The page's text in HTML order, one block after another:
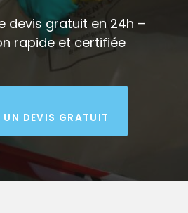
devis gratuit en 24h –
rapide et certifiée
UN DEVIS GRATUIT